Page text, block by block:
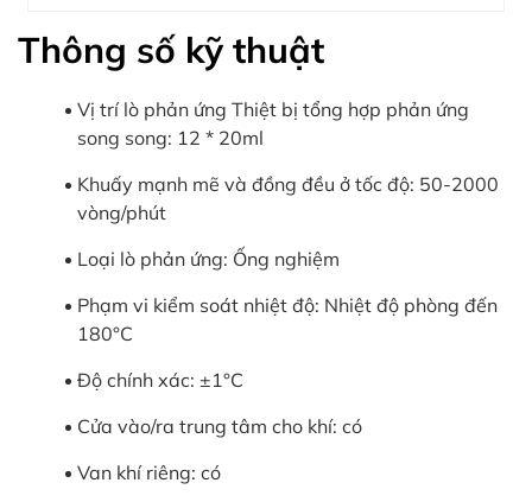
Thông số kỹ thuật
Vị trí lò phản ứng Thiệt bị tổng hợp phản ứng
song song: 12 * 20ml
Khuấy mạnh mẽ và đồng đều ở tốc độ: 50-2000
vòng/phút
Loại lò phản ứng: Ống nghiệm
Phạm vi kiểm soát nhiệt độ: Nhiệt độ phòng đến
180°C
Độ chính xác: ±1°C
Cửa vào/ra trung tâm cho khí: có
Van khí riêng: có